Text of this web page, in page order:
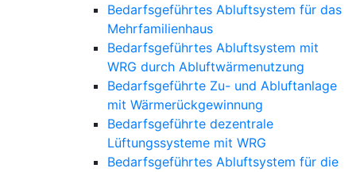
Bedarfsgeführtes Abluftsystem für das
Mehrfamilienhaus
Bedarfsgeführtes Abluftsystem mit
WRG durch Abluftwärmenutzung
Bedarfsgeführte Zu- und Abluftanlage
mit Wärmerückgewinnung
Bedarfsgeführte dezentrale
Lüftungssysteme mit WRG
Bedarfsgeführtes Abluftsystem für die